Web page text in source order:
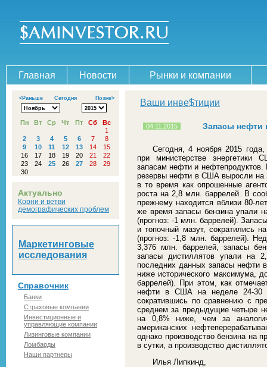
Главная Новости Рынки и компании
<Раньше Сегодня Позже>
Пн Вт Ср Чт Пт Сб
Вс
1
2
3 4 5 6 7
8
9
10 11 12 13 14
15
16
17 18 19 20 21
22
23
24 25 26 27 28
29
30
Актуально
Корни и ветви
демографических проблем
Маркетинговые
исследования
Справочник
Банки
Страховые компании
Инвестиционные и
управляющие компании
Лизинговые компании
Ломбарды
Наши партнеры
Ваши инве$тиции
04.11.2015 Запасы нефти
Сегодня, 4 ноября 2015
при министерстве энергетики
запасам нефти и
резервы нефти в США выросли на
в то время как опрошенные
роста на 2,8 млн. баррелей. В
прежнему находится вблизи 80-
же время запасы бензина упали
(прогноз: -1 млн. баррелей).
и топочный мазут, сократились
(прогноз: -1,8 млн. баррелей).
3,376 млн. баррелей, запасы
запасы дистиллятов упали на
последних данных запасы нефти
ниже исторического максимума,
баррелей). При этом, как
нефти в США на неделе 24-30
сократившись по сравнению с
среднем за предыдущие четыре
на 0,8% ниже, чем за
американских
однако производство бензина на
в сутки, а производство
Илья Липкинд,